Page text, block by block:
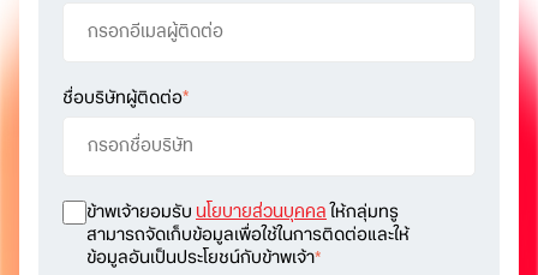
ชื่อบริษัทผู้ติดต่อ*
ข้าพเจ้ายอมรับนโยบายส่วนบุคคลให้กลุ่มทรู
สามารถจัดเก็บข้อมูลเพื่อใช้ในการติดต่อและให้
ข้อมูลอันเป็นประโยชน์กับข้าพเจ้า*